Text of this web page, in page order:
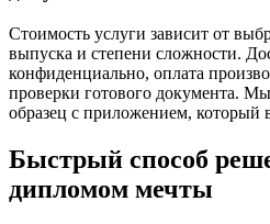
Стоимость услуги зависит от
выпуска и степени сложности.
конфиденциально, оплата
проверки готового документа.
образец с приложением,
Быстрый способ
дипломом мечты